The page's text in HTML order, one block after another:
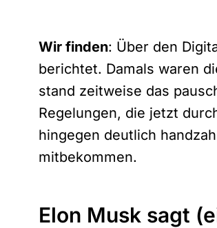
Wir finden: Über den
berichtet. Damals waren
stand zeitweise das
Regelungen, die jetzt
hingegen deutlich
mitbekommen.
Elon Musk sagt